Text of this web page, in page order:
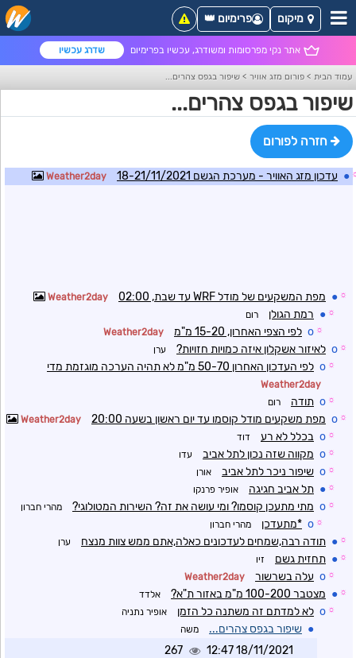
אתר נקי מפרסומות ומשודרג, עכשיו בפרימיום שדרג עכשיו
מיקום פרימיום 👑
עמוד הבית > פורום מזג אוויר > שיפור בגפס צהרים...
שיפור בגפס צהרים...
חזרה לפורום
● עדכון מזג האוויר - מערכת הגשם 18-21/11/2021 Weather2day
☼
● מפת המשקעים של מודל WRF עד שבת, 02:00 Weather2day
☼
● רמת הגולן רום
☼
o לפי הצפי האחרון, 15-20 מ"מ Weather2day
☼
o לאיזור אשקלון איזה כמויות חזויות? ערן
☼
o לפי העדכון האחרון 50-70 מ"מ לא תהיה הערכה מוגזמת מדי
Weather2day
☼
o תודה רום
☼
o מפת משקעים מודל קוסמו עד יום ראשון בשעה 20:00 Weather2day
☼
o בכלל לא רע דוד
☼
o מקווה שזה נכון לתל אביב עדו
☼
o שיפור ניכר לתל אביב אורן
☼
● תל אביב חגיגה אופיר פרנקו
☼
o מתי מתעכן קוסמו? ומי עושה את זה? השירות המטולוגי? מהרי חברון
☼
o *מתעדכן מהרי חברון
☼
● תודה רבה,שמחים לעדכונים כאלה,אתם ממש צוות מנצח ערן
☼
● תחזית גשם זיו
☼
o עלה בשרשור Weather2day
☼
● מצטבר 100-200 מ"מ באזור ת"א? אלדד
☼
o לא למדתם זה משתנה כל הזמן אופיר נתניה
● שיפור בגפס צהרים... משה
18/11/2021 12:47
267